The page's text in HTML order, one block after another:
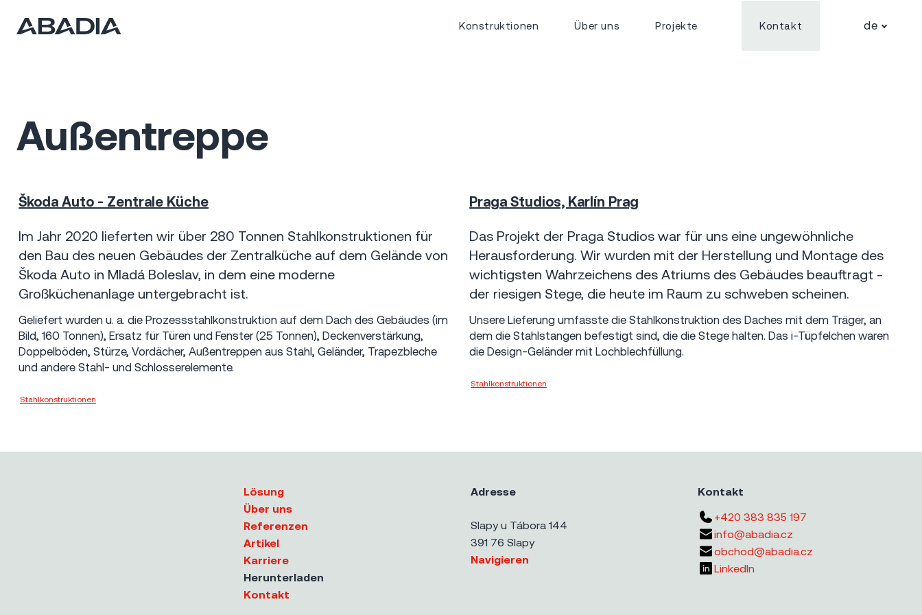
Konstruktionen Über uns Projekte Kontakt de
Außentreppe
Škoda Auto - Zentrale Küche
Im Jahr 2020 lieferten wir über 280 Tonnen Stahlkonstruktionen für
den Bau des neuen Gebäudes der Zentralküche auf dem Gelände von
Škoda Auto in Mladá Boleslav, in dem eine moderne
Großküchenanlage untergebracht ist.
Geliefert wurden u. a. die Prozessstahlkonstruktion auf dem Dach des Gebäudes (im
Bild, 160 Tonnen), Ersatz für Türen und Fenster (25 Tonnen), Deckenverstärkung,
Doppelböden, Stürze, Vordächer, Außentreppen aus Stahl, Geländer, Trapezbleche
und andere Stahl- und Schlosserelemente.
Stahlkonstruktionen
Praga Studios, Karlín Prag
Das Projekt der Praga Studios war für uns eine ungewöhnliche
Herausforderung. Wir wurden mit der Herstellung und Montage des
wichtigsten Wahrzeichens des Atriums des Gebäudes beauftragt -
der riesigen Stege, die heute im Raum zu schweben scheinen.
Unsere Lieferung umfasste die Stahlkonstruktion des Daches mit dem Träger, an
dem die Stahlstangen befestigt sind, die die Stege halten. Das i-Tüpfelchen waren
die Design-Geländer mit Lochblechfüllung.
Stahlkonstruktionen
Lösung
Über uns
Referenzen
Artikel
Karriere
Herunterladen
Kontakt
Adresse
Slapy u Tábora 144
391 76 Slapy
Navigieren
Kontakt
+420 383 835 197
info@abadia.cz
obchod@abadia.cz
LinkedIn